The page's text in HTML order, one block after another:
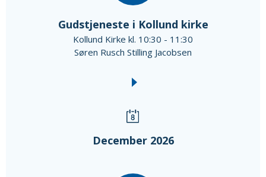
Gudstjeneste i Kollund kirke
Kollund Kirke kl. 10:30 - 11:30
Søren Rusch Stilling Jacobsen
December 2026